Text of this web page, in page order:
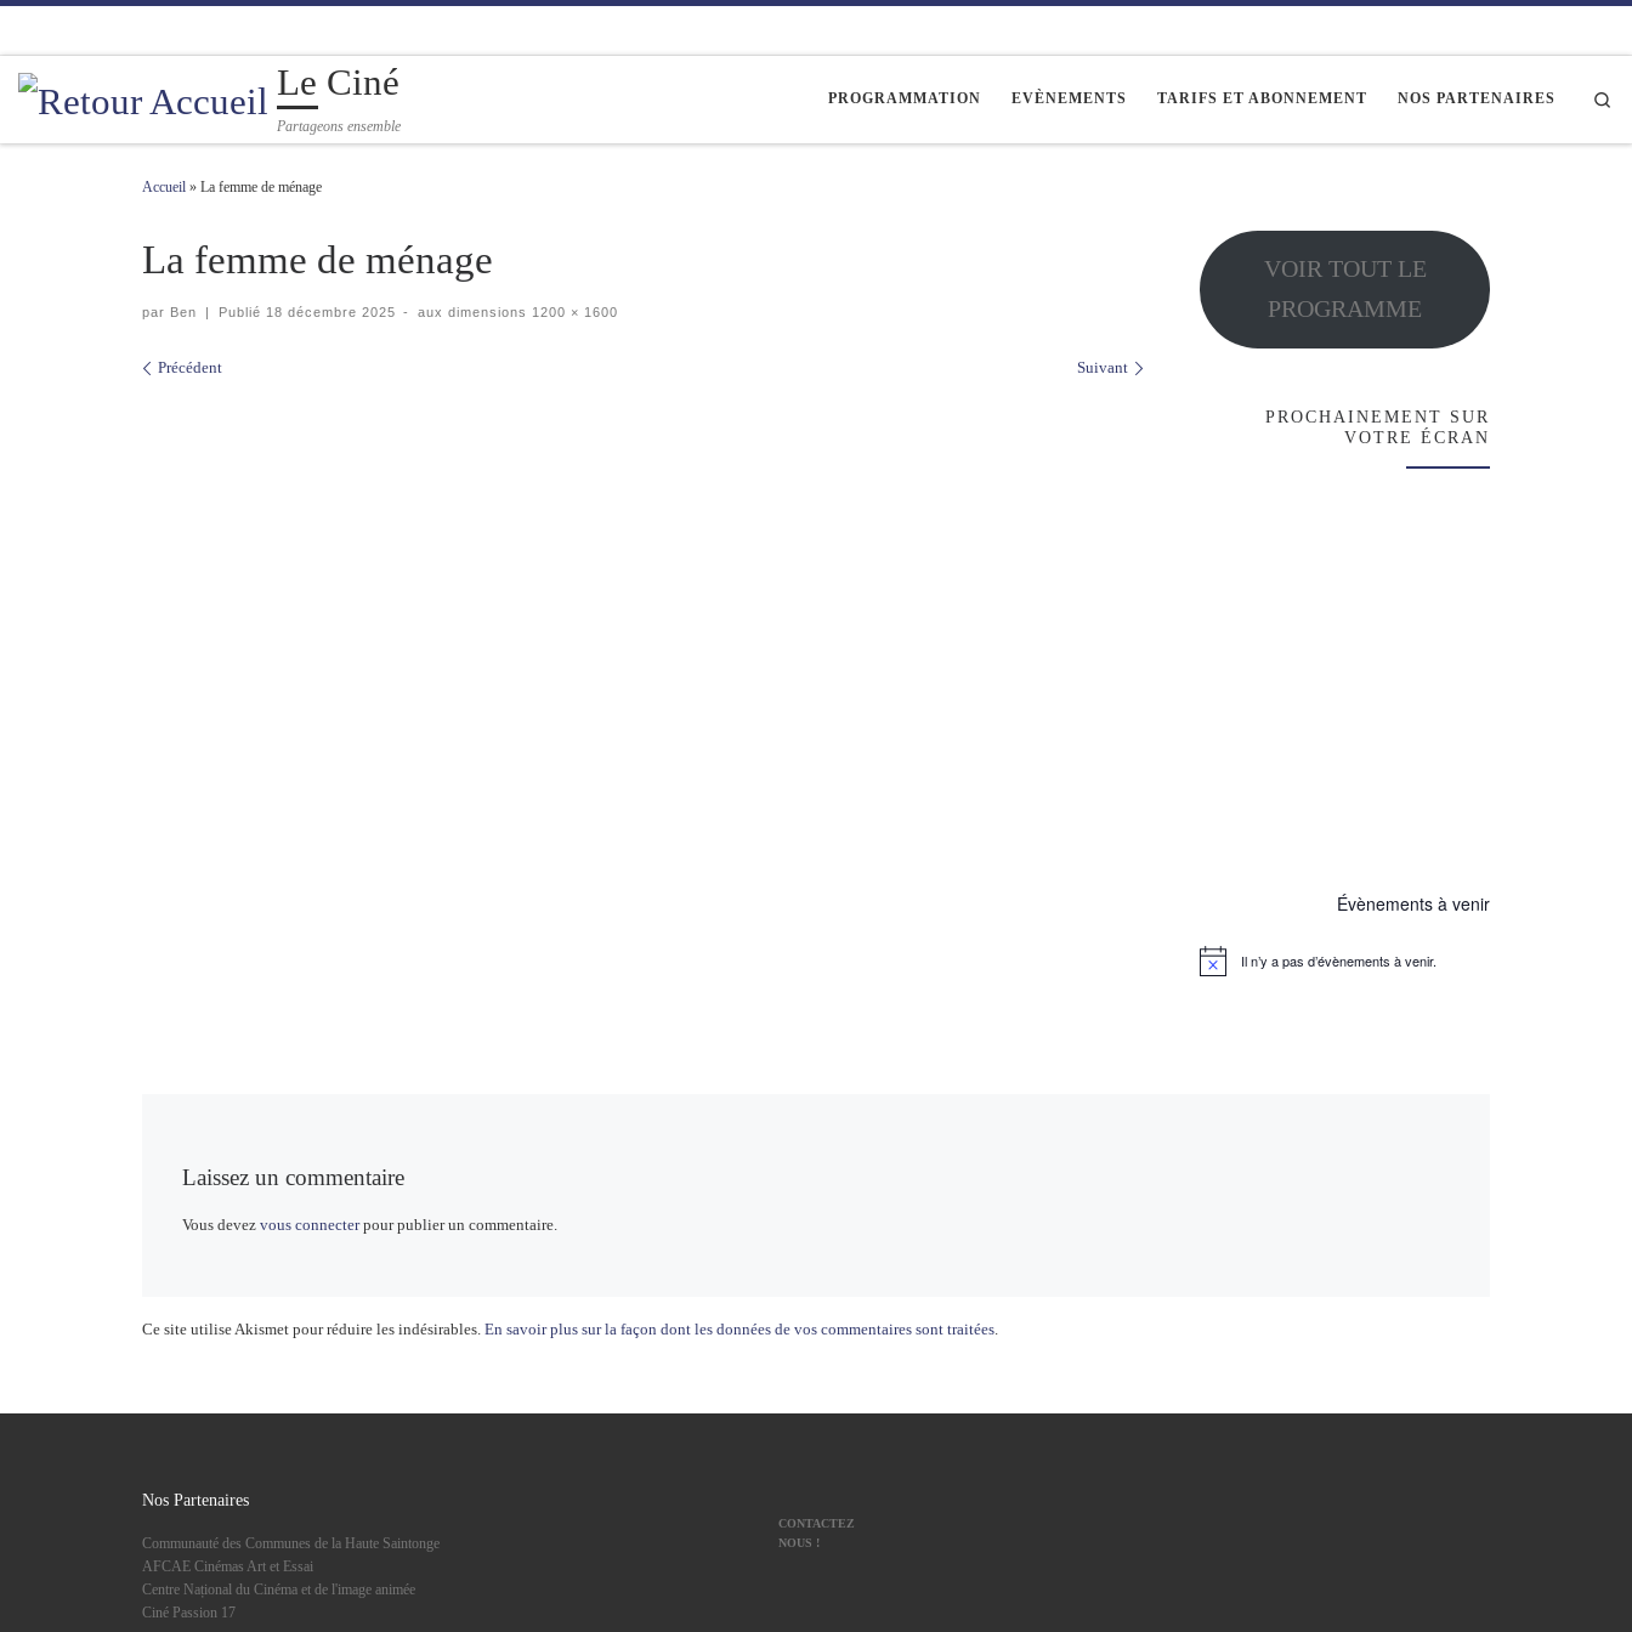
Le Ciné
Partageons ensemble
PROGRAMMATION EVÈNEMENTS TARIFS ET ABONNEMENT NOS PARTENAIRES
Accueil » La femme de ménage
La femme de ménage
par Ben Publié 18 décembre 2025 - aux dimensions 1200 × 1600
Navigation des images
Précédent Suivant
Laissez un commentaire
Vous devez vous connecterpour publier un commentaire.
Ce site utilise Akismet pour réduire les indésirables. En savoir plus sur la façon dont les données de vos commentaires sont traitées.
VOIR TOUT LE
PROGRAMME
PROCHAINEMENT SUR
VOTRE ÉCRAN
Évènements à venir
N
Il n’y a pas d’évènements à venir.
Nos Partenaires
Communauté des Communes de la Haute Saintonge
AFCAE Cinémas Art et Essai
Centre Național du Cinéma et de l'image animée
Ciné Passion 17
CONTACTEZ
NOUS !